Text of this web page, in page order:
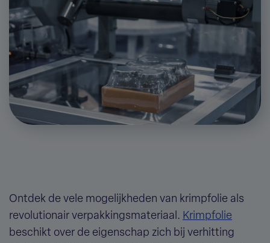
Ontdek de vele mogelijkheden van krimpfolie als
revolutionair verpakkingsmateriaal. Krimpfolie
beschikt over de eigenschap zich bij verhitting